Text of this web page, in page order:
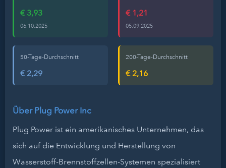
€ 3,93
06.10.2025
€ 1,21
05.09.2025
50-Tage-Durchschnitt
€ 2,29
200-Tage-Durchschnitt
€ 2,16
Über Plug Power Inc
Plug Power ist ein amerikanisches Unternehmen, das
sich auf die Entwicklung und Herstellung von
Wasserstoff-Brennstoffzellen-Systemen spezialisiert